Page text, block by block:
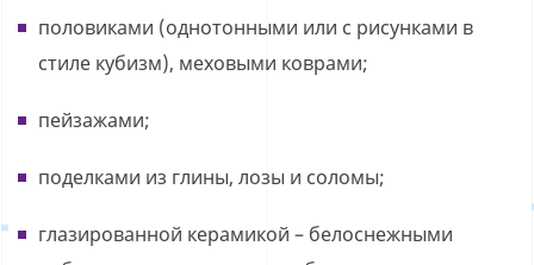
половиками (однотонными или с рисунками в
стиле кубизм), меховыми коврами;
пейзажами;
поделками из глины, лозы и соломы;
глазированной керамикой – белоснежными